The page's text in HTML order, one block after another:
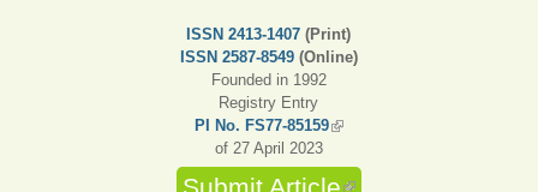
ISSN 2413-1407 (Print)
ISSN 2587-8549 (Online)
Founded in 1992
Registry Entry
PI No. FS77-85159(link is external)
of 27 April 2023
Submit Article(link is external)